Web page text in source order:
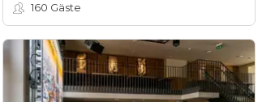
160 Gäste